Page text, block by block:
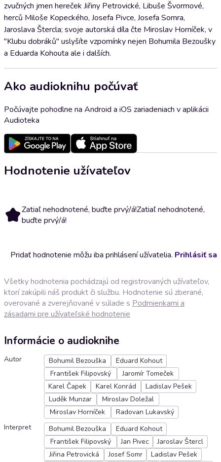
zvučných jmen hereček Jiřiny Petrovické, Libuše Švormové,
herců Miloše Kopeckého, Josefa Pivce, Josefa Somra,
Jaroslava Štercla; svoje autorská díla čte Miroslav Horníček, v
"Klubu dobráků" uslyšíte vzpomínky nejen Bohumila Bezoušky
a Eduarda Kohouta ale i dalších.
Ako audioknihu počúvať
Počúvajte pohodlne na Android a iOS zariadeniach v aplikácii
Audioteka
Hodnotenie užívateľov
Zatiaľ nehodnotené, buďte prvý/á!Zatiaľ nehodnotené,
buďte prvý/á!
Pridať hodnotenie môžu iba prihlásení užívatelia. Prihlásiť sa
Všetky hodnotenia pochádzajú od registrovaných užívateľov,
ktorí zakúpili náš produkt či službu. Hodnotenie sú zberané,
overované a zverejňované v súlade s Podmienkami a
zásadami pre užívateľské hodnotenie
Informácie o audioknihe
Autor Bohumil Bezouška
Eduard Kohout
František Filipovský
Jaromír Tomeček
Karel Čapek
Karel Konrád
Ladislav Pešek
Luděk Munzar
Miroslav Doležal
Miroslav Horníček
Radovan Lukavský
Interpret
Bohumil Bezouška
Eduard Kohout
František Filipovský
Jan Pivec
Jaroslav Štercl
Jiřina Petrovická
Josef Somr
Ladislav Pešek